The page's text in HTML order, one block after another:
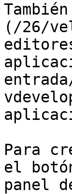
(/26/
Para
el
panel